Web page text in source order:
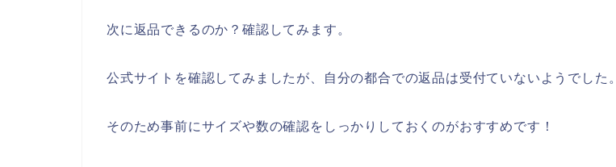
次に返品できるのか？確認してみます。
公式サイトを確認してみましたが、自分の都合での返品は受付ていないようでした。
そのため事前にサイズや数の確認をしっかりしておくのがおすすめです！